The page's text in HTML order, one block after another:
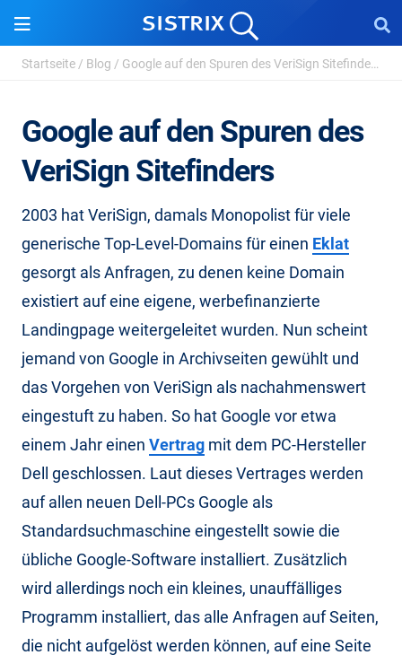
Startseite / Blog / Google auf den Spuren des VeriSign Sitefinders
Google auf den Spuren des
VeriSign Sitefinders
2003 hat VeriSign, damals Monopolist für viele
generische Top-Level-Domains für einen Eklat
gesorgt als Anfragen, zu denen keine Domain
existiert auf eine eigene, werbefinanzierte
Landingpage weitergeleitet wurden. Nun scheint
jemand von Google in Archivseiten gewühlt und
das Vorgehen von VeriSign als nachahmenswert
eingestuft zu haben. So hat Google vor etwa
einem Jahr einen Vertrag mit dem PC-Hersteller
Dell geschlossen. Laut dieses Vertrages werden
auf allen neuen Dell-PCs Google als
Standardsuchmaschine eingestellt sowie die
übliche Google-Software installiert. Zusätzlich
wird allerdings noch ein kleines, unauffälliges
Programm installiert, das alle Anfragen auf Seiten,
die nicht aufgelöst werden können, auf eine Seite